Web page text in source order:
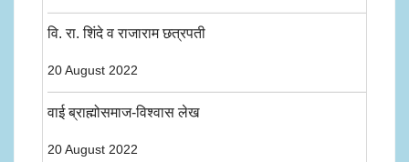
वि. रा. शिंदे व राजाराम छत्रपती
20 August 2022
वाई ब्राह्मोसमाज-विश्वास लेख
20 August 2022